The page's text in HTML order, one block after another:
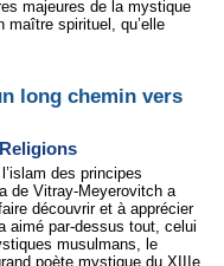
majeures de la mystique
maître spirituel, qu’elle
long chemin vers
Religions
des principes
de Vitray-Meyerovitch a
découvrir et à apprécier
a aimé par-dessus tout, celui
musulmans, le
poète mystique du XIIIe